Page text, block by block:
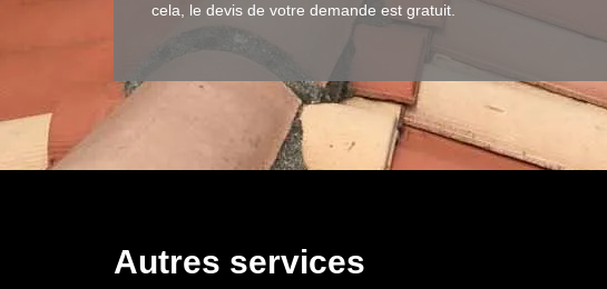
cela, le devis de votre demande est gratuit.
Autres services